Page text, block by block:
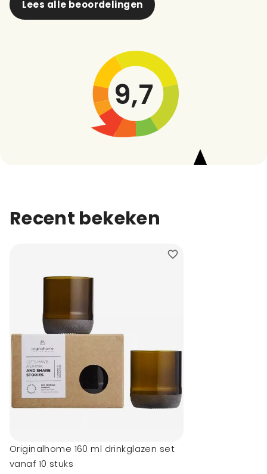
Lees alle beoordelingen
9,7
Recent bekeken
Originalhome 160 ml drinkglazen set
vanaf 10 stuks